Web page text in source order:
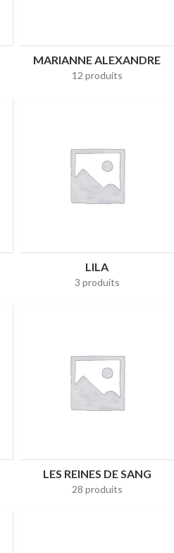
MARIANNE ALEXANDRE
12 produits
LILA
3 produits
LES REINES DE SANG
28 produits